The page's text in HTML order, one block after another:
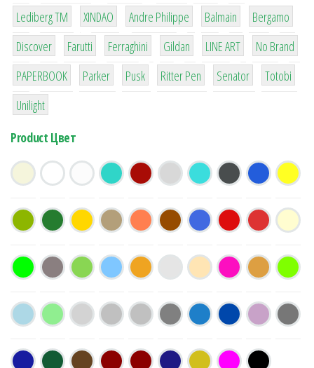
3
Lediberg ТМ
3
XINDAO
1
Andre Philippe
4
Balmain
26
Bergamo
64
Discover
299
Farutti
4
Ferraghini
42
Gildan
4
LINE ART
90
No Brand
8
PAPERBOOK
6
Parker
2
Pusk
22
Ritter Pen
15
Senator
43
Totobi
1
Unilight
Product Цвет